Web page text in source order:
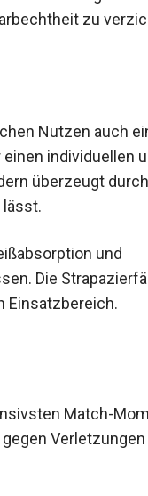
zu
Nutzen auch
individuellen
überzeugt
und
Die
Match-